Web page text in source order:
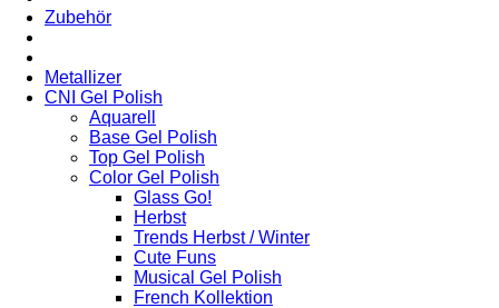
Zubehör
Metallizer
CNI Gel Polish
Aquarell
Base Gel Polish
Top Gel Polish
Color Gel Polish
Glass Go!
Herbst
Trends Herbst / Winter
Cute Funs
Musical Gel Polish
French Kollektion